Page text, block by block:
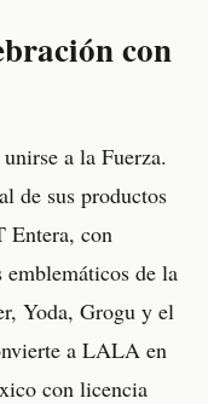
con
a la Fuerza.
de sus productos
con
emblemáticos de la
Yoda, Grogu y el
a LALA en
con licencia